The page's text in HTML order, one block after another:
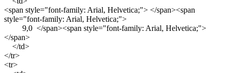
<span style="font-family: Arial, Helvetica;"> </span><span
style="font-family: Arial, Helvetica;">
9,0 </span><span style="font-family: Arial, Helvetica;">
</span>
</td>
</tr>
<tr>